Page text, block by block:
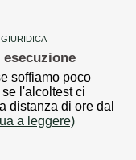
soffiamo poco
l'alcoltest ci
distanza di ore dal
a leggere)